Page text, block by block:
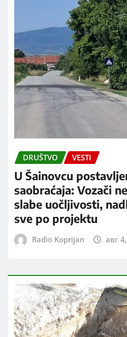
DRUŠTVO VESTI
U Šainovcu
saobraćaja: Vozači
slabe uočljivosti,
sve po projektu
Radio Koprijan авг